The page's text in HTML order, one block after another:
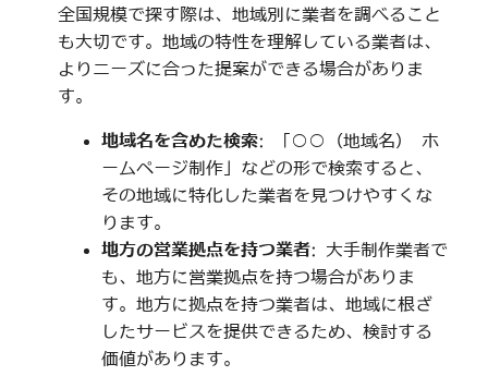
全国規模で探す際は、地域別に業者を調べること
も大切です。地域の特性を理解している業者は、
よりニーズに合った提案ができる場合がありま
す。
地域名を含めた検索: 「○○（地域名） ホ
ームページ制作」などの形で検索すると、
その地域に特化した業者を見つけやすくな
ります。
地方の営業拠点を持つ業者: 大手制作業者で
も、地方に営業拠点を持つ場合がありま
す。地方に拠点を持つ業者は、地域に根ざ
したサービスを提供できるため、検討する
価値があります。